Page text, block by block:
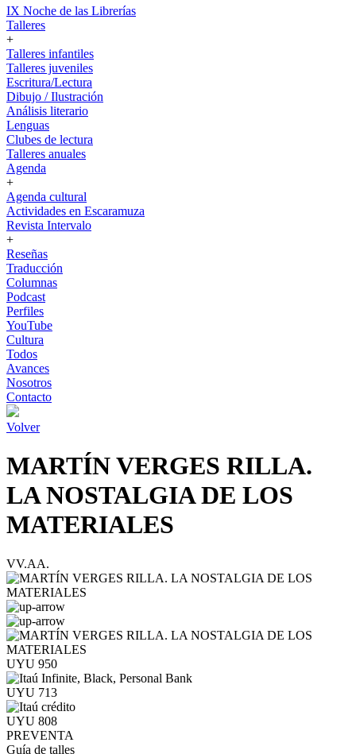
IX Noche de las Librerías
Talleres
+
Talleres infantiles
Talleres juveniles
Escritura/Lectura
Dibujo / Ilustración
Análisis literario
Lenguas
Clubes de lectura
Talleres anuales
Agenda
+
Agenda cultural
Actividades en Escaramuza
Revista Intervalo
+
Reseñas
Traducción
Columnas
Podcast
Perfiles
YouTube
Cultura
Todos
Avances
Nosotros
Contacto
Volver
MARTÍN VERGES RILLA.
LA NOSTALGIA DE LOS
MATERIALES
VV.AA.
UYU 950
UYU 713
UYU 808
PREVENTA
Guía de talles